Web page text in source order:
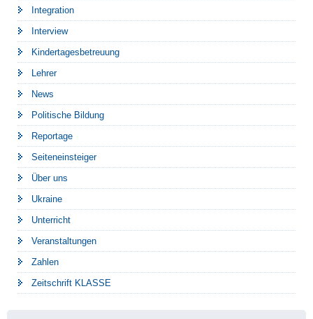
Integration
Interview
Kindertagesbetreuung
Lehrer
News
Politische Bildung
Reportage
Seiteneinsteiger
Über uns
Ukraine
Unterricht
Veranstaltungen
Zahlen
Zeitschrift KLASSE